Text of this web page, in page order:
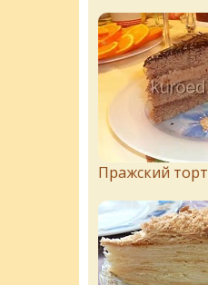
Пражский торт